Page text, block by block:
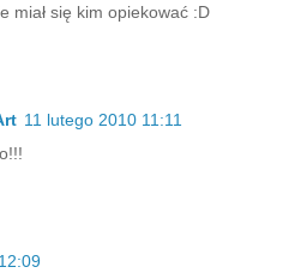
miał się kim opiekować :D
11 lutego 2010 11:11